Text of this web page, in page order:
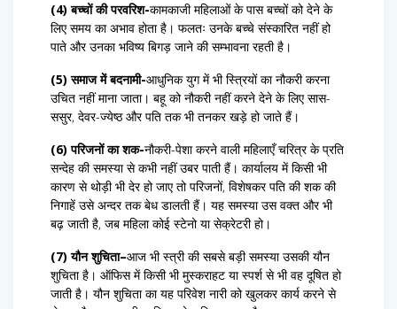
(4) बच्चों की परवरिश-कामकाजी महिलाओं के पास बच्चों को देने के
लिए समय का अभाव होता है। फलतः उनके बच्चे संस्कारित नहीं हो
पाते और उनका भविष्य बिगड़ जाने की सम्भावना रहती है।
(5) समाज में बदनामी-आधुनिक युग में भी स्त्रियों का नौकरी करना
उचित नहीं माना जाता। बहू को नौकरी नहीं करने देने के लिए सास-
ससुर, देवर-ज्येष्ठ और पति तक भी तनकर खड़े हो जाते हैं।
(6) परिजनों का शक-नौकरी-पेशा करने वाली महिलाएँ चरित्र के प्रति
सन्देह की समस्या से कभी नहीं उबर पाती हैं। कार्यालय में किसी भी
कारण से थोड़ी भी देर हो जाए तो परिजनों, विशेषकर पति की शक की
निगाहें उसे अन्दर तक बेध डालती हैं। यह समस्या उस वक्त और भी
बढ़ जाती है, जब महिला कोई स्टेनो या सेक्रेटरी हो।
(7) यौन शुचिता–आज भी स्त्री की सबसे बड़ी समस्या उसकी यौन
शुचिता है। ऑफिस में किसी भी मुस्कराहट या स्पर्श से भी वह दूषित हो
जाती है। यौन शुचिता का यह परिवेश नारी को खुलकर कार्य करने से